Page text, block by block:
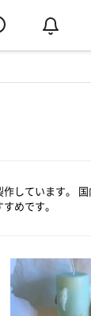
しています。
めです。